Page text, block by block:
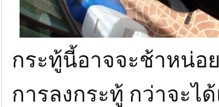
กระทู้นี้อาจจะช้าหน่อ
การลงกระทู้ กว่าจะไ